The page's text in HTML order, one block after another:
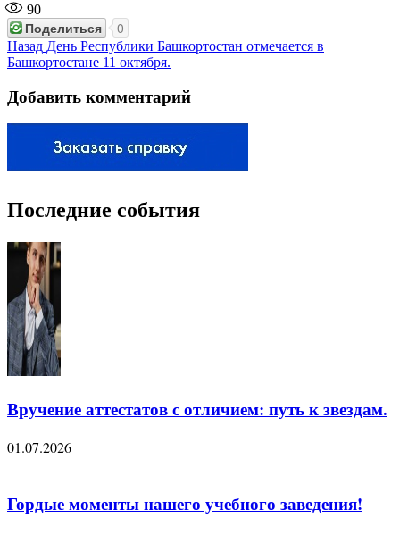
90
Поделиться 0
Навигация
по
записям
Назад Предыдущая
запись:
День Республики Башкортостан отмечается в
Башкортостане 11 октября.
Добавить комментарий
Последние события
Вручение аттестатов с отличием: путь к звездам.
01.07.2026
Гордые моменты нашего учебного заведения!